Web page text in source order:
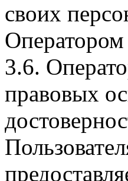
своих
Оператором
3.6.
правовых